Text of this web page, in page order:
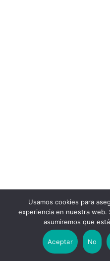
Usamos cookies para
experiencia en nuestra web.
asumiremos que
Aceptar No